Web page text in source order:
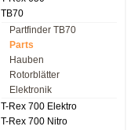
TB70
Partfinder TB70
Parts
Hauben
Rotorblätter
Elektronik
T-Rex 700 Elektro
T-Rex 700 Nitro